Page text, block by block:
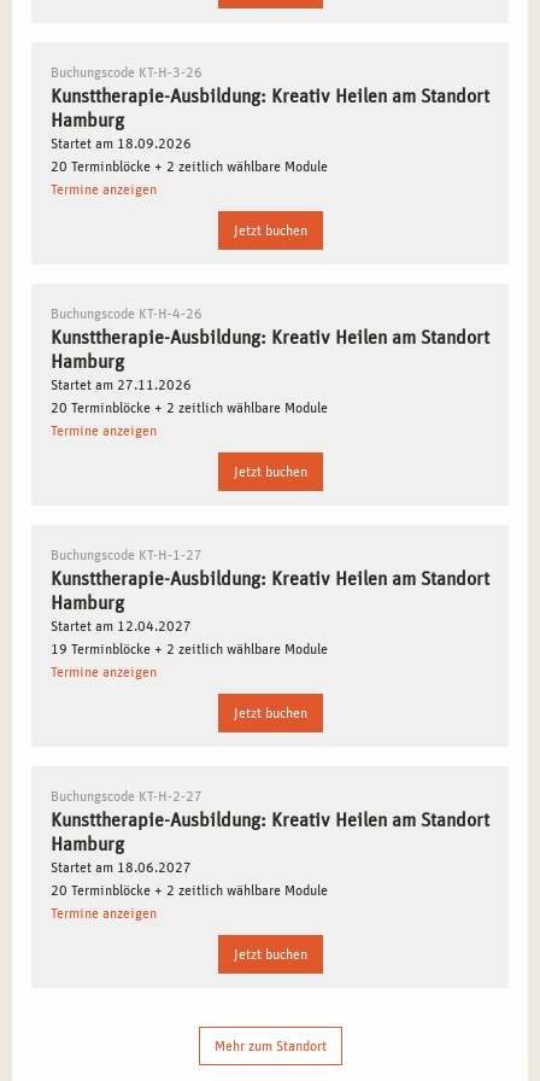
In dieser Ausbildung lernen Sie, wie künstlerische
Ausdrucksformen
Förderung von Heilungsprozessen eingesetzt werden
können. Sie lernen, die Kunst als ein wirkungsvolles
therapeutisches Mittel zu nutzen.
AUSBILDUNG IN HAMBURG
Das kreative Basisjahr bietet Ihnen fundierte Einblicke
und praktische Erfahrungen:
Kunsttherapie-Ausbildung in Hamburg
Materialkunde,Formenlehre
Therapeutische Techniken : Sie werden in der kreativen
Anwendung therapeutischer Methoden geschult, um den
Heilungsprozess Ihrer Klienten zu fördern.
: Lernen Sie, wie Kunsttherapie in der
Demenzprävention
eine fundierte Therapieplanung durchführen und mit
Übertragungen
Psychopathologie und klinische Pathologie
deren Behandlungsmöglichkeiten vertraut gemacht.
KUNSTTHERAPIE-AUSBILDUNG IN HAMBURG
Buchungscode KT-H-3-26
Kunsttherapie-Ausbildung: Kreativ Heilen am Standort
Hamburg
Startet am 18.09.2026
20 Terminblöcke + 2 zeitlich wählbare Module
Termine anzeigen
Jetzt buchen
Buchungscode KT-H-4-26
Kunsttherapie-Ausbildung: Kreativ Heilen am Standort
Hamburg
Startet am 27.11.2026
20 Terminblöcke + 2 zeitlich wählbare Module
Termine anzeigen
Jetzt buchen
Buchungscode KT-H-1-27
Kunsttherapie-Ausbildung: Kreativ Heilen am Standort
Hamburg
Startet am 12.04.2027
19 Terminblöcke + 2 zeitlich wählbare Module
Termine anzeigen
Jetzt buchen
Buchungscode KT-H-2-27
Kunsttherapie-Ausbildung: Kreativ Heilen am Standort
Hamburg
Startet am 18.06.2027
20 Terminblöcke + 2 zeitlich wählbare Module
Termine anzeigen
Jetzt buchen
Mehr zum Standort